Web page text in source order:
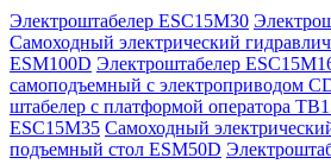
Электроштабелер ESC15M30
Самоходный электрический
ESM100D Электроштабелер
самоподъемный с электроприводом
штабелер с платформой оператора
ESC15M35 Самоходный
подъемный стол ESM50D